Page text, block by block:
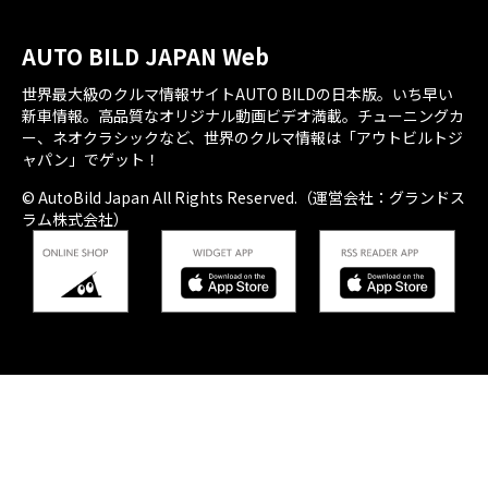
AUTO BILD JAPAN Web
世界最大級のクルマ情報サイトAUTO BILDの日本版。いち早い
新車情報。高品質なオリジナル動画ビデオ満載。チューニングカ
ー、ネオクラシックなど、世界のクルマ情報は「アウトビルトジ
ャパン」でゲット！
© AutoBild Japan All Rights Reserved.（運営会社：グランドス
ラム株式会社）